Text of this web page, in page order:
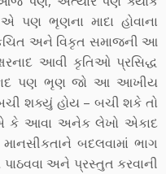
ભૃણના માદા હોવાના
અને વિકૃત સમાજની આ
આવી કૃતિઓ પ્રસિદ્ધ
પણ ભૃણ જો આ આખીય
શક્યું હોય – બચી શકે તો
કે આવા અનેક લેખો એકાદ
બદલવામાં ભાગ
અને પ્રસ્તુત કરવાની